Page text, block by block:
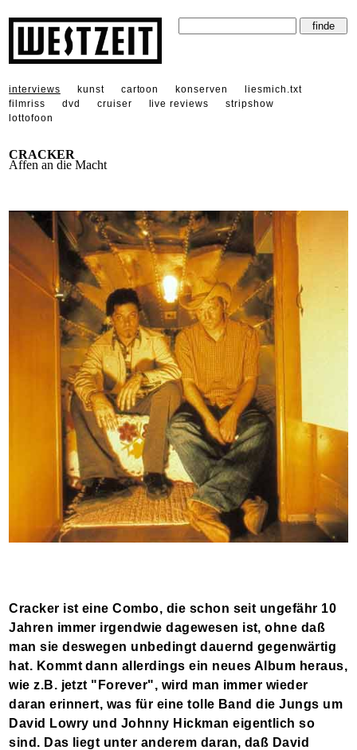
interviews kunst cartoon konserven
liesmich.txt
filmriss
dvd cruiser live reviews
stripshow
lottofoon
CRACKER
Affen an die Macht
Cracker ist eine Combo, die schon seit ungefähr 10
Jahren immer irgendwie dagewesen ist, ohne daß
man sie deswegen unbedingt dauernd gegenwärtig
hat. Kommt dann allerdings ein neues Album heraus,
wie z.B. jetzt "Forever", wird man immer wieder
daran erinnert, was für eine tolle Band die Jungs um
David Lowry und Johnny Hickman eigentlich so
sind. Das liegt unter anderem daran, daß David